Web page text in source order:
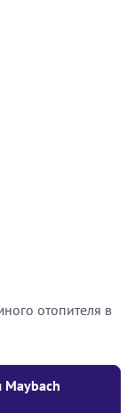
отопителя в
Maybach